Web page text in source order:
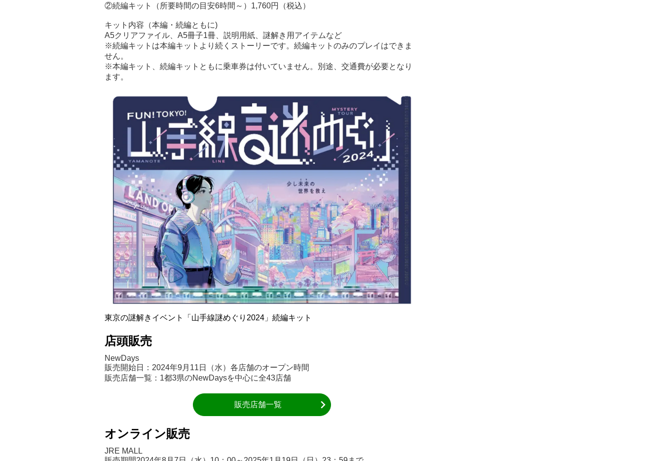
②続編キット（所要時間の目安6時間～）1,760円（税込）
キット内容（本編・続編ともに)
A5クリアファイル、A5冊子1冊、説明用紙、謎解き用アイテムなど
※続編キットは本編キットより続くストーリーです。続編キットのみのプレイはできま
せん。
※本編キット、続編キットともに乗車券は付いていません。別途、交通費が必要となり
ます。
東京の謎解きイベント「山手線謎めぐり2024」続編キット
店頭販売
NewDays
販売開始日：2024年9月11日（水）各店舗のオープン時間
販売店舗一覧：1都3県のNewDaysを中心に全43店舗
販売店舗一覧
オンライン販売
JRE MALL